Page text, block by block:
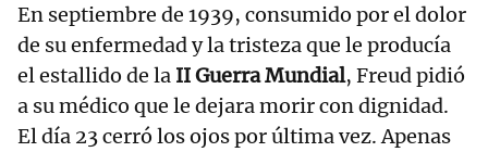
En septiembre de 1939, consumido por el dolor
de su enfermedad y la tristeza que le producía
el estallido de la II Guerra Mundial, Freud pidió
a su médico que le dejara morir con dignidad.
El día 23 cerró los ojos por última vez. Apenas